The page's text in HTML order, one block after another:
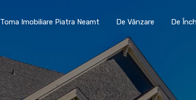
Toma Imobiliare Piatra Neamt
Toma Imobiliare Piatra Neamt De Vânzare De